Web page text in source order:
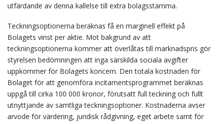
utfärdande av denna kallelse till extra bolagsstämma.
Teckningsoptionerna beräknas få en marginell effekt på
Bolagets vinst per aktie. Mot bakgrund av att
teckningsoptionerna kommer att överlåtas till marknadspris gör
styrelsen bedömningen att inga särskilda sociala avgifter
uppkommer för Bolagets koncern. Den totala kostnaden för
Bolaget för att genomföra incitamentsprogrammet beräknas
uppgå till cirka 100 000 kronor, förutsatt full teckning och fullt
utnyttjande av samtliga teckningsoptioner. Kostnaderna avser
arvode för värdering, juridisk rådgivning, eget arbete samt för